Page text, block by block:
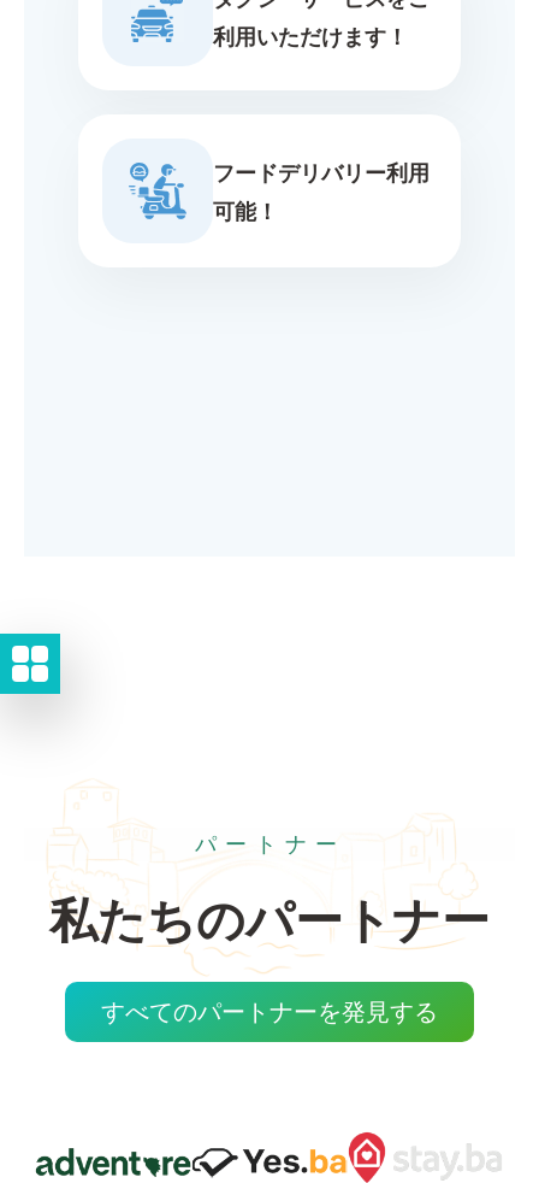
利用いただけます！
フードデリバリー利用
可能！
パートナー
私たちのパートナー
すべてのパートナーを発見する